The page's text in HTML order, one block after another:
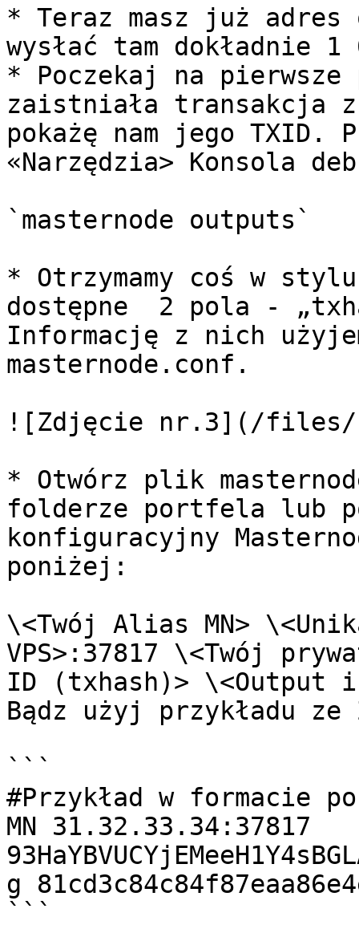
* Teraz masz już
wysłać tam dokładnie 1
* Poczekaj na pierwsze
zaistniała transakcja z
pokażę nam jego TXID.
«Narzędzia> Konsola
`masternode outputs`
* Otrzymamy coś w
dostępne  2 pola -
Informację z nich
masternode.conf.
![Zdjęcie nr.3](/files/-
* Otwórz plik
folderze portfela lub
konfiguracyjny
poniżej:
\<Twój Alias MN>
VPS>:37817 \<Twój
ID (txhash)> \<Output
Bądz użyj przykładu
```
#Przykład w formacie
MN 31.32.33.34:37817
g
```